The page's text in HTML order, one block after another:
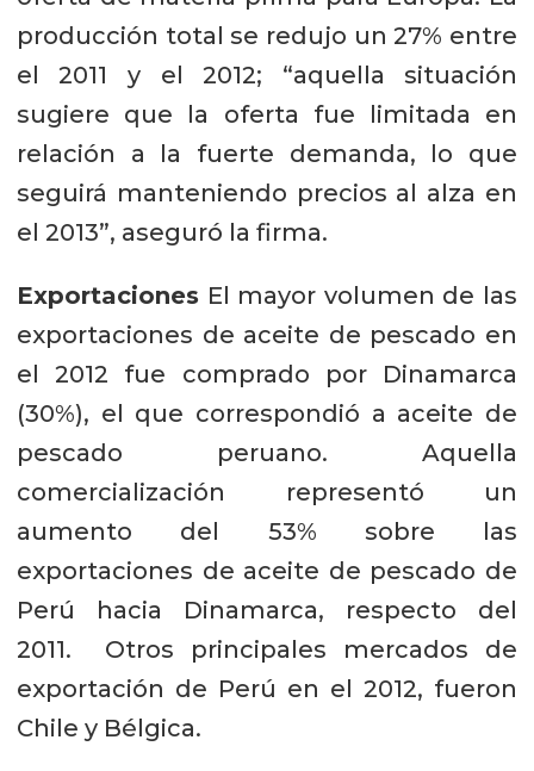
producción total se redujo un 27% entre
el 2011 y el 2012; “aquella situación
sugiere que la oferta fue limitada en
relación a la fuerte demanda, lo que
seguirá manteniendo precios al alza en
el 2013”, aseguró la firma.
ExportacionesEl mayor volumen de las
exportaciones de aceite de pescado en
el 2012 fue comprado por Dinamarca
(30%), el que correspondió a aceite de
pescado peruano. Aquella
comercialización representó un
aumento del 53% sobre las
exportaciones de aceite de pescado de
Perú hacia Dinamarca, respecto del
2011. Otros principales mercados de
exportación de Perú en el 2012, fueron
Chile y Bélgica.